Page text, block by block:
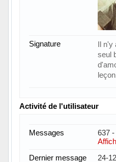
Signature
Il n'y
seul
Activité de l'utilisateur
Messages 637 -
Dernier message
24-